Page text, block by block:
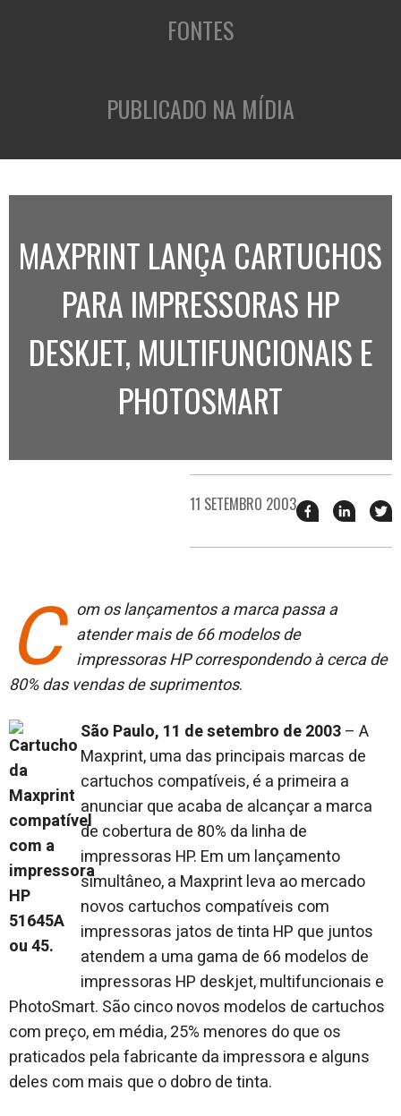
FONTES
PUBLICADO NA MÍDIA
MAXPRINT LANÇA CARTUCHOS
PARA IMPRESSORAS HP
DESKJET, MULTIFUNCIONAIS E
PHOTOSMART
11 SETEMBRO 2003 Compartilhar
esse
no
esse
no
C
om os lançamentos a marca passa a
atender mais de 66 modelos de
impressoras HP correspondendo à cerca de
80% das vendas de suprimentos.
São Paulo, 11 de setembro de 2003– A
Maxprint, uma das principais marcas de
cartuchos compatíveis, é a primeira a
anunciar que acaba de alcançar a marca
de cobertura de 80% da linha de
impressoras HP. Em um lançamento
simultâneo, a Maxprint leva ao mercado
novos cartuchos compatíveis com
impressoras jatos de tinta HP que juntos
atendem a uma gama de 66 modelos de
impressoras HP deskjet, multifuncionais e
PhotoSmart. São cinco novos modelos de cartuchos
com preço, em média, 25% menores do que os
praticados pela fabricante da impressora e alguns
deles com mais que o dobro de tinta.